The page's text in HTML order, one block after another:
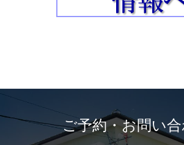
ご予約・お問い